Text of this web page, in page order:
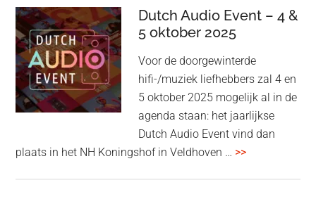
kondigt
Beo
Grace
aan:
high-
end
earbuds
titanium
Dutch Audio Event – 4 &
5 oktober 2025
Voor de doorgewinterde
hifi-/muziek liefhebbers zal 4 en
5 oktober 2025 mogelijk al in de
agenda staan: het jaarlijkse
Dutch Audio Event vind dan
plaats in het NH Koningshof in Veldhoven … >>overDutch